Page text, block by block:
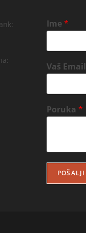
Ime*
Vaš Email
Poruka *
POŠALJI